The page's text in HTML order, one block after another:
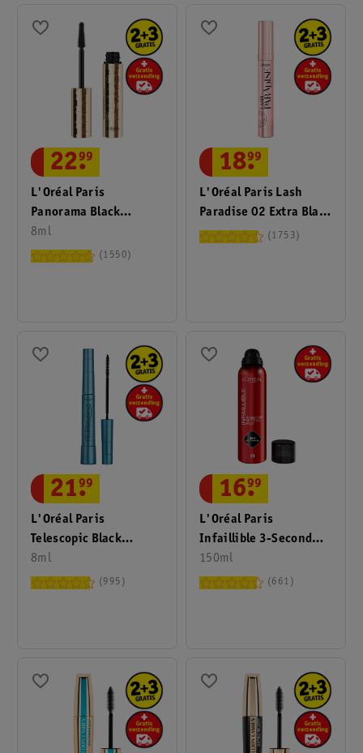
L'Oréal Paris
Panorama Black
Mascara
8ml
22.
99
1550
L'Oréal Paris Lash
Paradise 02 Extra Black
Mascara
18.
99
1753
L'Oréal Paris
Telescopic Black
Waterproof Mascara
8ml
21.
99
995
L'Oréal Paris
Infaillible 3-Second
Setting Mist
150ml
16.
99
661